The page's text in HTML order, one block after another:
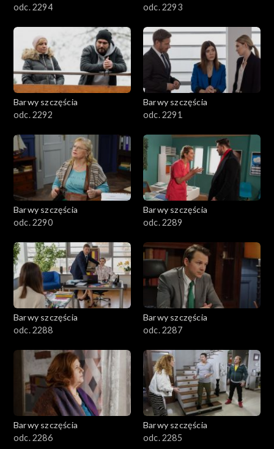
1801–1900
1701–1800
1601–1700
1501–1600
1401–1500
1301–1400
1101–1200
1001–1100
901–1000
801–900
782–800
odc. 2294
odc. 2293
Barwy szczęścia
odc. 2292
Barwy szczęścia
odc. 2291
Barwy szczęścia
odc. 2290
Barwy szczęścia
odc. 2289
Barwy szczęścia
odc. 2288
Barwy szczęścia
odc. 2287
Barwy szczęścia
odc. 2286
Barwy szczęścia
odc. 2285